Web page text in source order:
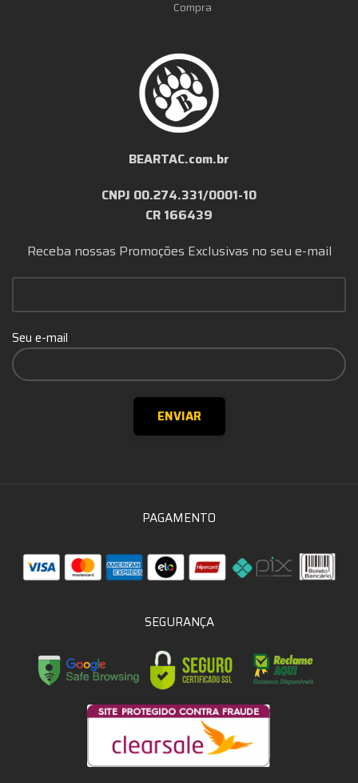
Compra
BEARTAC.com.br
CNPJ 00.274.331/0001-10
CR 166439
Receba nossas Promoções Exclusivas no seu e-mail
Seu e-mail
PAGAMENTO
SEGURANÇA